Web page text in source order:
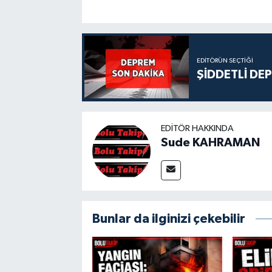
EDITÖRÜN SEÇTIĞI
ŞİDDETLİ
EDITÖR HAKKINDA
Sude KAHRAMAN
Bunlar da ilginizi çekebilir